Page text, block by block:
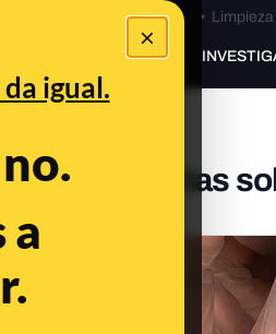
×
igual.
a
Bulos Ceuta •
PREBUNKING
y respuestas